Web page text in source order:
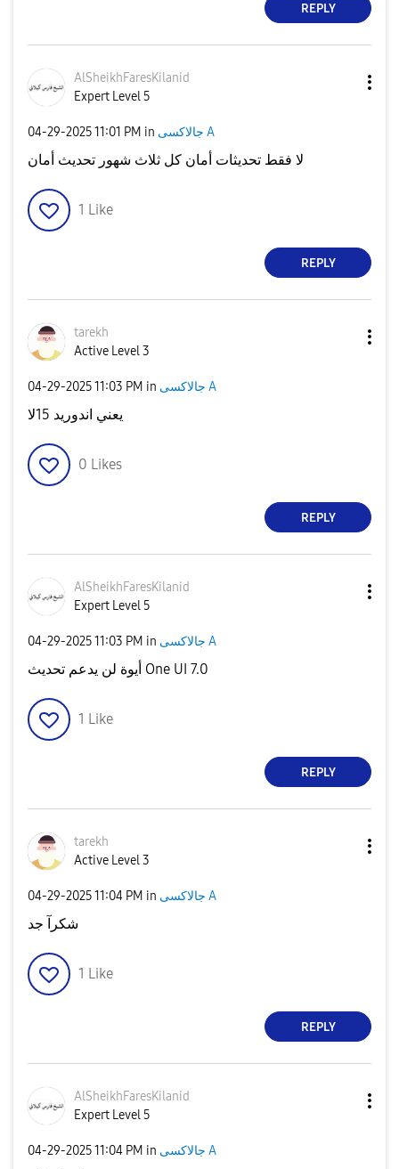
REPLY
AlSheikhFaresKilanid
Expert Level 5
‎04-29-202511:01 PM in جالاكسى A
لا فقط تحديثات أمان كل ثلاث شهور تحديث أمان
1 Like
REPLY
tarekh
Active Level 3
‎04-29-202511:03 PM in جالاكسى A
يعني اندوريد 15لا
0 Likes
REPLY
AlSheikhFaresKilanid
Expert Level 5
‎04-29-202511:03 PM in جالاكسى A
أيوة لن يدعم تحديث One UI 7.0
1 Like
REPLY
tarekh
Active Level 3
‎04-29-202511:04 PM in جالاكسى A
شكرآ جد
1 Like
REPLY
AlSheikhFaresKilanid
Expert Level 5
‎04-29-202511:04 PM in جالاكسى A